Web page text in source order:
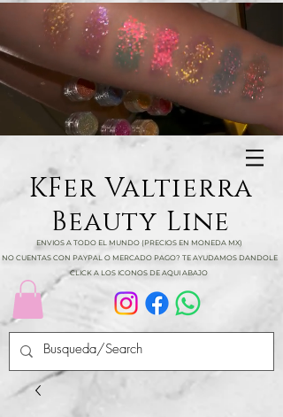
KFer Valtierra
Beauty Line
ENVIOS A TODO EL MUNDO (PRECIOS EN MONEDA MX)
NO CUENTAS CON PAYPAL O MERCADO PAGO? TE AYUDAMOS DANDOLE
CLICK A LOS ICONOS DE AQUI ABAJO